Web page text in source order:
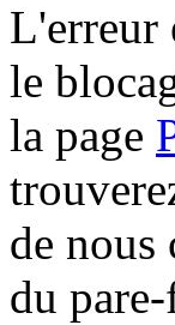
L'erreur
le
la page
de nous
du